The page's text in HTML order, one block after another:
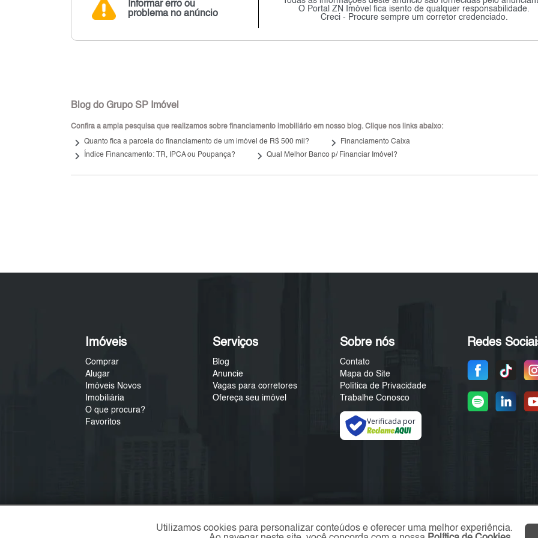
Informar erro ou
problema no anúncio
O Portal ZN Imóvel fica isento de qualquer responsabilidade.
Creci - Procure sempre um corretor credenciado.
Blog do Grupo SP Imóvel
Confira a ampla pesquisa que realizamos sobre financiamento imobiliário em nosso blog. Clique nos links abaixo:
keyboard_arrow_right Quanto fica a parcela do financiamento de um imóvel de R$ 500 mil? keyboard_arrow_right Financiamento Caixa
keyboard_arrow_right Índice Financamento: TR, IPCA ou Poupança? keyboard_arrow_right Qual Melhor Banco p/ Financiar Imóvel?
Imóveis
Comprar
Alugar
Imóveis Novos
Imobiliária
O que procura?
Favoritos
Serviços
Blog
Anuncie
Vagas para corretores
Ofereça seu imóvel
Sobre nós
Contato
Mapa do Site
Política de Privacidade
Trabalhe Conosco
Verificada por
Redes
Utilizamos cookies para personalizar conteúdos e oferecer uma melhor experiência.